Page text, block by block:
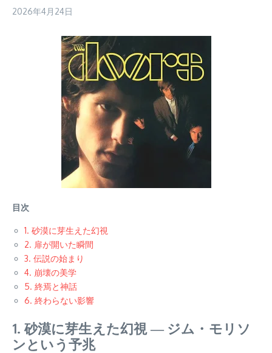
2026年4月24日
目次
1. 砂漠に芽生えた幻視
2. 扉が開いた瞬間
3. 伝説の始まり
4. 崩壊の美学
5. 終焉と神話
6. 終わらない影響
1. 砂漠に芽生えた幻視 ― ジム・モリソ
ンという予兆